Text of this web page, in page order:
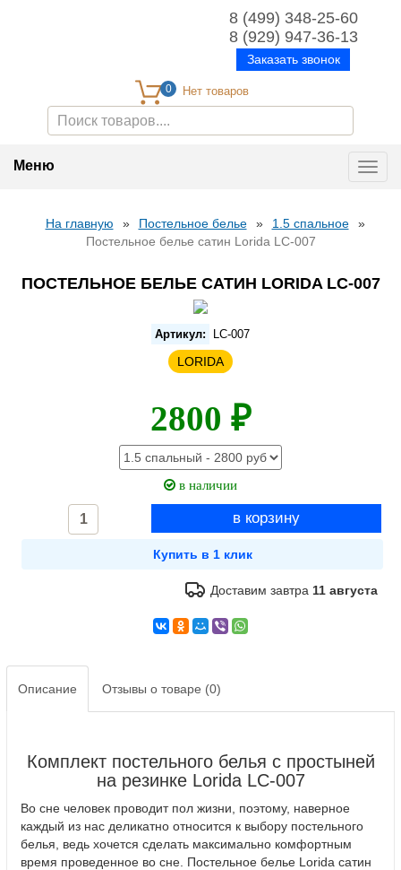
0
8 (499) 348-25-60
8 (929) 947-36-13
Заказать звонок
Меню
На главную » Постельное белье » 1.5 спальное
»
Постельное белье сатин Lorida LC-007
ПОСТЕЛЬНОЕ БЕЛЬЕ САТИН LORIDA LC-007
Артикул: LC-007
LORIDA
2800 ₽
в наличии
Доставим завтра 11 августа
Описание Отзывы о товаре (0)
Комплект постельного белья с простыней
на резинке Lorida LC-007
Во сне человек проводит пол жизни, поэтому, наверное
каждый из нас деликатно относится к выбору постельного
белья, ведь хочется сделать максимально комфортным
время проведенное во сне. Постельное белье Lorida сатин